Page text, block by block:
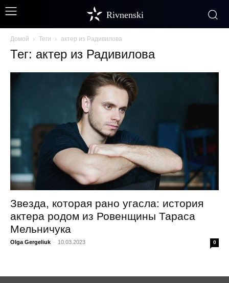
Rivnenski
Домой Теги актер из Радивилова
Тег: актер из Радивилова
Звезда, которая рано угасла: история
актера родом из Ровенщины Тараса
Мельничука
Olga Gergeliuk - 10.03.2023 0